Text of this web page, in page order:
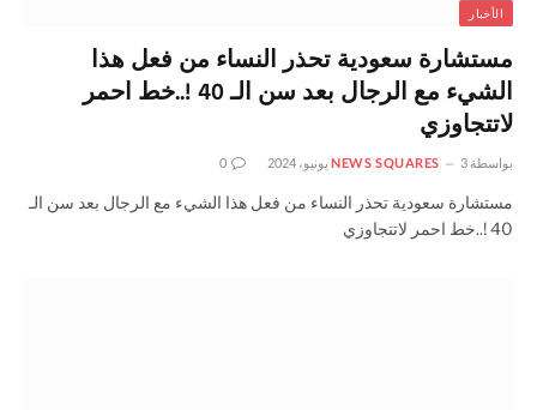
الأخبار
مستشارة سعودية تحذر النساء من فعل هذا
الشيء مع الرجال بعد سن الـ 40 !..خط احمر
لاتتجاوزي
بواسطة NEWS SQUARES 3 يونيو، 2024 0
مستشارة سعودية تحذر النساء من فعل هذا الشيء مع الرجال بعد سن الـ
40 !..خط احمر لاتتجاوزي